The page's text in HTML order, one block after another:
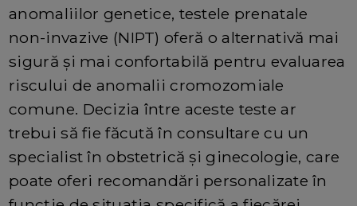
anomaliilor genetice, testele prenatale
non-invazive (NIPT) oferă o alternativă mai
sigură și mai confortabilă pentru evaluarea
riscului de anomalii cromozomiale
comune. Decizia între aceste teste ar
trebui să fie făcută în consultare cu un
specialist în obstetrică și ginecologie, care
poate oferi recomandări personalizate în